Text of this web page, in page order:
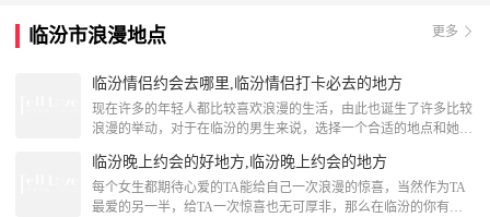
情也是简单、纯粹的，而且象征你们是天造地设的一对，这个花语
临汾市浪漫地点 更多
临汾情侣约会去哪里,临汾情侣打卡必去的地方
现在许多的年轻人都比较喜欢浪漫的生活，由此也诞生了许多比较
浪漫的举动，对于在临汾的男生来说，选择一个合适的地点和她来
呢？下面跟着TellLove一起来看看关于临汾情侣打卡必去的地方的
相关内容分享吧！临汾情侣约会去哪里小西天小西天位于山西省隰
县城西的凤凰山巅。创建于明崇祯二年（1629年），距今已有380
临汾晚上约会的好地方,临汾晚上约会的地方
每个女生都期待心爱的TA能给自己一次浪漫的惊喜，当然作为TA
最爱的另一半，给TA一次惊喜也无可厚非，那么在临汾的你有想